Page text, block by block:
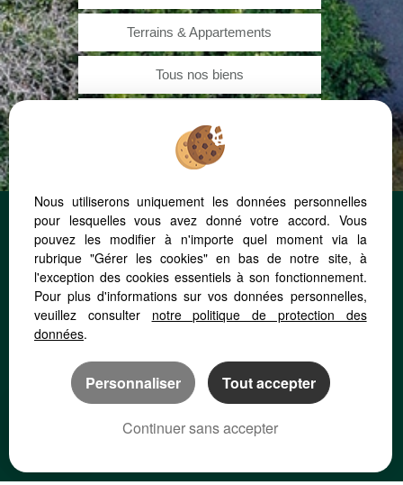
Terrains & Appartements
Tous nos biens
Parlons de votre projet - Tél. +33 (0)4.50.01.18.18
Agence Rive Est
Menthon-Saint-Bernard
580 Rue Saint Bernard
Agence Rive Ouest
Saint-Jorioz
Politique de protection des données
Nous utiliserons uniquement les données personnelles
pour lesquelles vous avez donné votre accord. Vous
pouvez les modifier à n'importe quel moment via la
rubrique "Gérer les cookies" en bas de notre site, à
l'exception des cookies essentiels à son fonctionnement.
Pour plus d'informations sur vos données personnelles,
veuillez consulter notre politique de protection des
données.
Personnaliser Tout accepter
Continuer sans accepter